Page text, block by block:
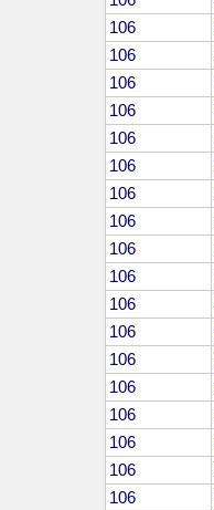
106
106
106
106
106
106
106
106
106
106
106
106
106
106
106
106
106
106